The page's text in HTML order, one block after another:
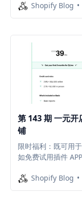
Shopify Blog
第 143 期 一元
铺
限时福利：既可用
如免费试用插件
Shopify Blog